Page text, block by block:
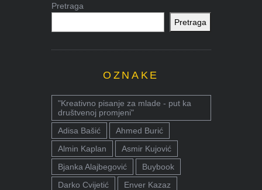
Pretraga
Pretraga
OZNAKE
"Kreativno pisanje za mlade - put ka
društvenoj promjeni"
Adisa Bašić
Ahmed Burić
Almin Kaplan
Asmir Kujović
Bjanka Alajbegović
Buybook
Darko Cvijetić
Enver Kazaz